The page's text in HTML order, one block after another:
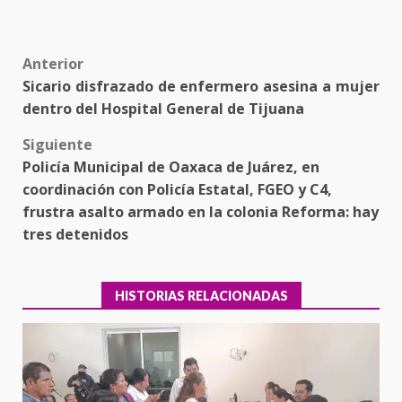
Post
navigation
Anterior
Sicario disfrazado de enfermero asesina a mujer
dentro del Hospital General de Tijuana
Siguiente
Policía Municipal de Oaxaca de Juárez, en
coordinación con Policía Estatal, FGEO y C4,
frustra asalto armado en la colonia Reforma: hay
tres detenidos
HISTORIAS RELACIONADAS